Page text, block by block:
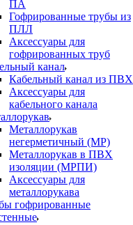
ПА
Гофрированные трубы из
ПЛЛ
Аксессуары для
гофрированных труб
канал
Кабельный канал из ПВХ
Аксессуары для
кабельного канала
Металлорукав
негерметичный (МР)
Металлорукав в ПВХ
изоляции (МРПИ)
Аксессуары для
металлорукава
гофрированные